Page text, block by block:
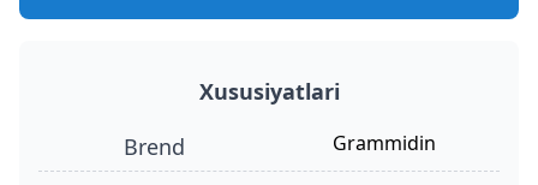
Xususiyatlari
Brend
grammidin